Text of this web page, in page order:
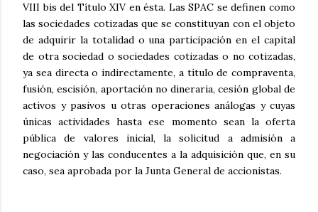
VIII bis del Título XIV en ésta. Las SPAC se definen como
las sociedades cotizadas que se constituyan con el objeto
de adquirir la totalidad o una participación en el capital
de otra sociedad o sociedades cotizadas o no cotizadas,
ya sea directa o indirectamente, a título de compraventa,
fusión, escisión, aportación no dineraria, cesión global de
activos y pasivos u otras operaciones análogas y cuyas
únicas actividades hasta ese momento sean la oferta
pública de valores inicial, la solicitud a admisión a
negociación y las conducentes a la adquisición que, en su
caso, sea aprobada por la Junta General de accionistas.